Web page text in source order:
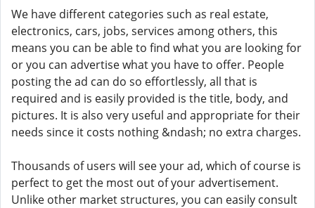
We have different categories such as real estate,
electronics, cars, jobs, services among others, this
means you can be able to find what you are looking for
or you can advertise what you have to offer. People
posting the ad can do so effortlessly, all that is
required and is easily provided is the title, body, and
pictures. It is also very useful and appropriate for their
needs since it costs nothing &ndash; no extra charges.
Thousands of users will see your ad, which of course is
perfect to get the most out of your advertisement.
Unlike other market structures, you can easily consult